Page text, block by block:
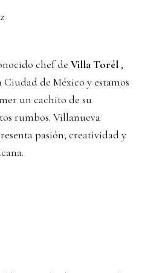
chef de Villa Torél ,
de México y estamos
un cachito de su
rumbos. Villanueva
pasión, creatividad y